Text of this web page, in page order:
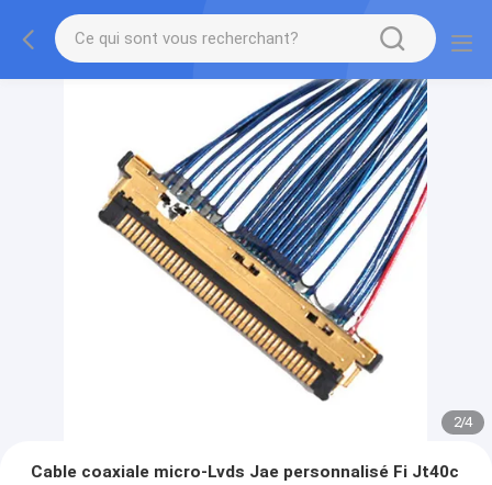
2/4
Cable coaxiale micro-Lvds Jae personnalisé Fi Jt40c